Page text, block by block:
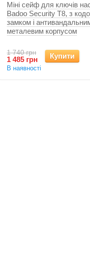
Міні сейф для ключів
Badoo Security T8, з
замком і
металевим корпусом
1 740 грн
1 485 грн Купити
В наявності